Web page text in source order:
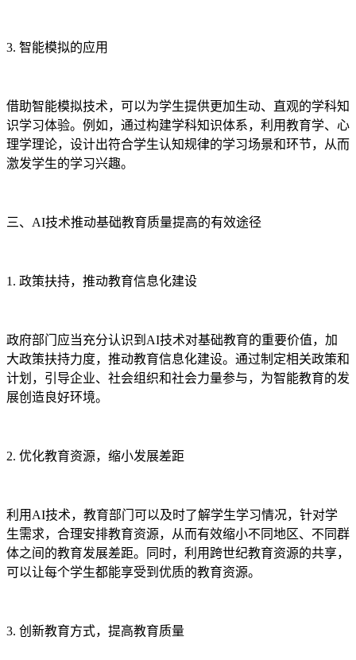
3. 智能模拟的应用
借助智能模拟技术，可以为学生提供更加生动、直观的学科知
识学习体验。例如，通过构建学科知识体系，利用教育学、心
理学理论，设计出符合学生认知规律的学习场景和环节，从而
激发学生的学习兴趣。
三、AI技术推动基础教育质量提高的有效途径
1. 政策扶持，推动教育信息化建设
政府部门应当充分认识到AI技术对基础教育的重要价值，加
大政策扶持力度，推动教育信息化建设。通过制定相关政策和
计划，引导企业、社会组织和社会力量参与，为智能教育的发
展创造良好环境。
2. 优化教育资源，缩小发展差距
利用AI技术，教育部门可以及时了解学生学习情况，针对学
生需求，合理安排教育资源，从而有效缩小不同地区、不同群
体之间的教育发展差距。同时，利用跨世纪教育资源的共享，
可以让每个学生都能享受到优质的教育资源。
3. 创新教育方式，提高教育质量